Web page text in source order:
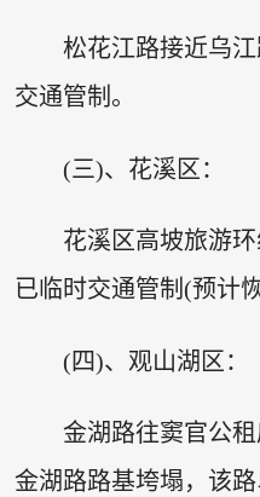
松花江路接近乌
交通管制。
(三)、花溪区：
花溪区高坡旅游
已临时交通管制(预计
(四)、观山湖区：
金湖路往窦官公
金湖路路基垮塌，该